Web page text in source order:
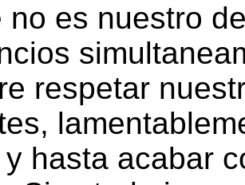
no es nuestro
respetar
hasta acabar